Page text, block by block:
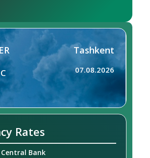
C
Tashkent
07.08.2026
Rates
Central Bank